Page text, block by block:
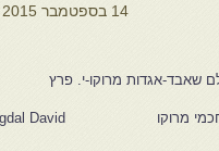
14 בספטמבר 2015
שאבד-אגדות מרוקו-י. פרץ
מרוקו David